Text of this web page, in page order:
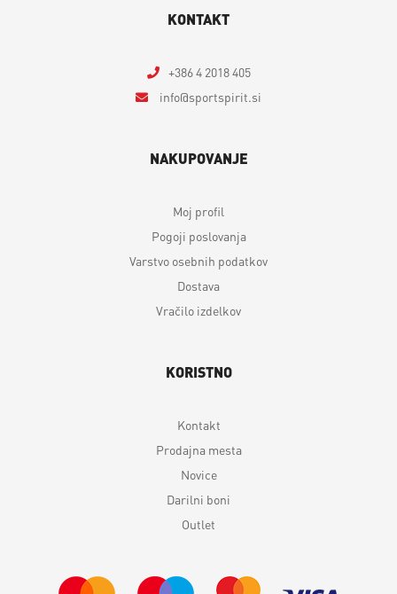
KONTAKT
+386 4 2018 405
info
sportspirit.si
NAKUPOVANJE
Moj profil
Pogoji poslovanja
Varstvo osebnih podatkov
Dostava
Vračilo izdelkov
KORISTNO
Kontakt
Prodajna mesta
Novice
Darilni boni
Outlet